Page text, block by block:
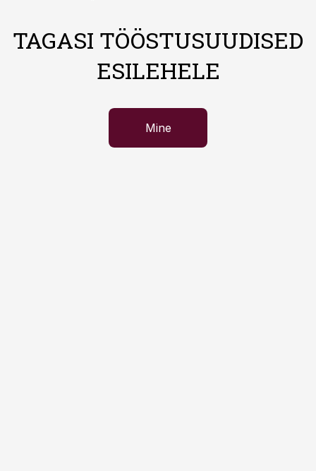
TAGASI TÖÖSTUSUUDISED
ESILEHELE
Mine